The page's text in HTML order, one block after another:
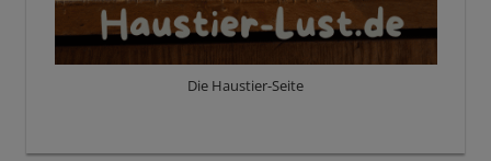
Die Haustier-Seite